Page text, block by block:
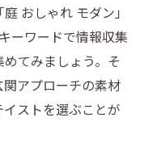
おしゃれ モダン」
ーワードで情報収集
てみましょう。そ
アプローチの素材
ストを選ぶことが